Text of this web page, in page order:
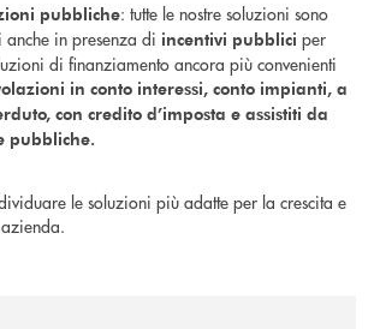
pubbliche: tutte le nostre soluzioni sono
in presenza di incentivi pubblici per
di finanziamento ancora più convenienti
in conto interessi, conto impianti, a
con credito d’imposta e assistiti da
pubbliche.
le soluzioni più adatte per la crescita e